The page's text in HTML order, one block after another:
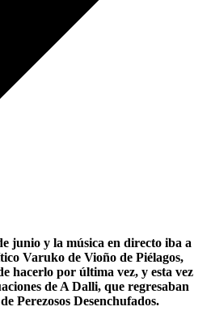
junio y la música en directo iba a
Varuko de Vioño de Piélagos,
hacerlo por última vez, y esta vez
de A Dalli, que regresaban
Perezosos Desenchufados.